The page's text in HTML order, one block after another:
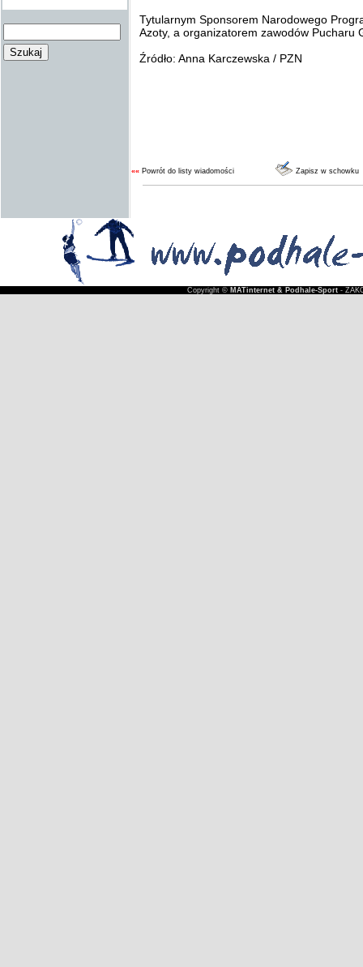
Tytularnym Sponsorem Narodowego
Azoty, a organizatorem zawodów Pucharu
Źródło: Anna Karczewska / PZN
«« Powrót do listy wiadomości Zapisz w schowku
Copyright © MATinternet & Podhale-Sport-